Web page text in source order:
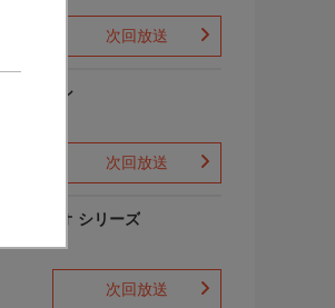
次回放送
下山メシ
次回放送
ガリレオ シリーズ
次回放送